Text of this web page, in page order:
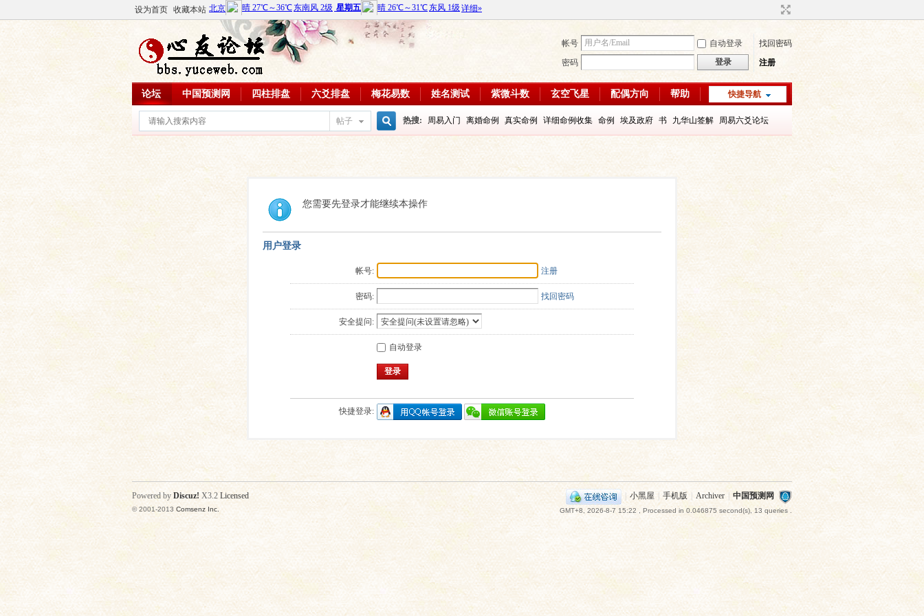
设为首页 收藏本站
帐号 自动登录
找回密码
密码
登录 注册
快捷导航
论坛 中国预测网 四柱排盘 六爻排盘 梅花易数 姓名测试 紫微斗数 玄空飞星 配偶方向 帮助
帖子
索
热搜: 周易入门 离婚命例 真实命例 详细命例收集 命例 埃及政府 书 九华山签解 周易六爻论坛
周易教学视频 富贵八字命例 八字教程 每日一理65
每日一理84 每日一理85
您需要先登录才能继续本操作
用户登录
帐号: 注册
密码: 找回密码
安全提问:
自动登录
登录
快捷登录:
小黑屋 手机版 Archiver 中国预测网
GMT+8, 2026-8-7 15:22, Processed in 0.046875 second(s), 13 queries .
Powered by Discuz! X3.2 Licensed
© 2001-2013 Comsenz Inc.